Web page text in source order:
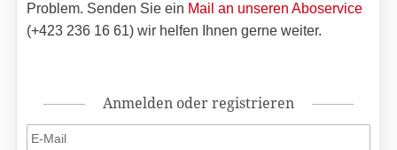
Problem. Senden Sie ein Mail an unseren Aboservice
(+423 236 16 61) wir helfen Ihnen gerne weiter.
Anmelden oder registrieren